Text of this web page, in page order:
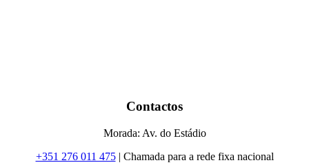
Contactos
Morada: Av. do Estádio
+351 276 011 475| Chamada para a rede fixa nacional